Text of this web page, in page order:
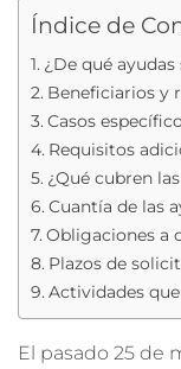
Índice de
¿De qué ayudas
Beneficiarios y
Casos
Requisitos
¿Qué cubren
Cuantía de las
Obligaciones a
Plazos de
Actividades
El pasado 25 de